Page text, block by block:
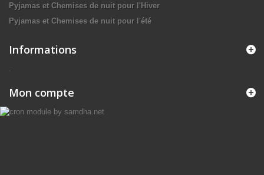
Pyjamas et Chemises de nuit pour l'Hiver
Pyjamas et Chemises de nuit pour l'été
Informations
Mon compte